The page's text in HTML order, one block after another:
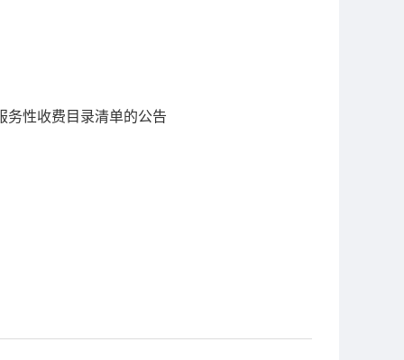
务性收费目录清单的公告